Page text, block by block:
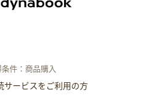
件：商品購入
サービスをご利用の方